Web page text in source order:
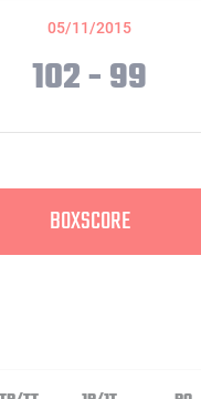
05/11/2015
102 - 99
BOXSCORE